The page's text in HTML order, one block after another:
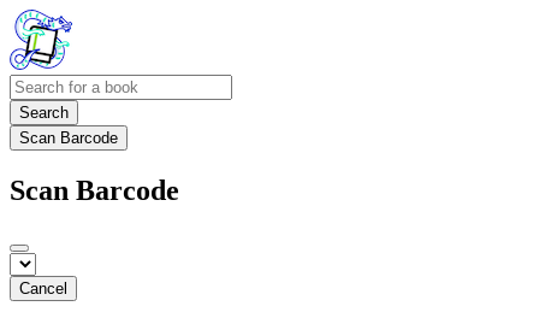
Search
Scan Barcode
Scan Barcode
Cancel